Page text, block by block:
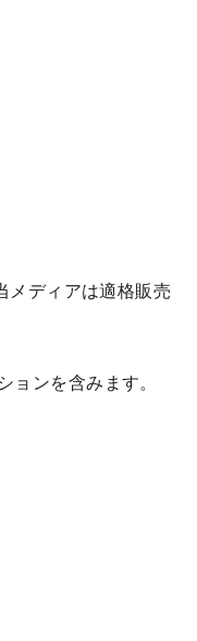
メディアは適格販売
ョンを含みます。